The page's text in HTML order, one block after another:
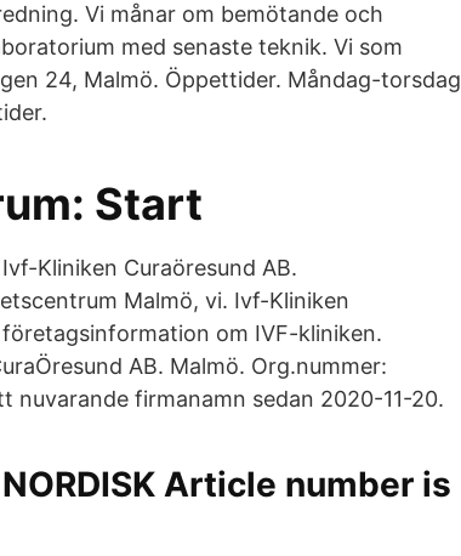
Vi månar om bemötande och
med senaste teknik. Vi som
24, Malmö. Öppettider. Måndag-torsdag
Start
Kliniken Curaöresund AB.
Malmö, vi. Ivf-Kliniken
om IVF-kliniken.
AB. Malmö. Org.nummer:
firmanamn sedan 2020-11-20.
Article number is